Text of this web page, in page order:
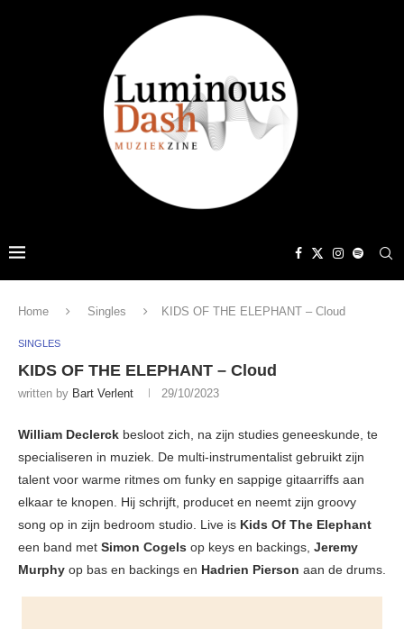
Home Singles KIDS OF THE ELEPHANT – Cloud
SINGLES
KIDS OF THE ELEPHANT – Cloud
written by Bart Verlent 29/10/2023
William Declerck besloot zich, na zijn studies geneeskunde, te
specialiseren in muziek. De multi-instrumentalist gebruikt zijn
talent voor warme ritmes om funky en sappige gitaarriffs aan
elkaar te knopen. Hij schrijft, producet en neemt zijn groovy
song op in zijn bedroom studio. Live is Kids Of The Elephant
een band met Simon Cogels op keys en backings, Jeremy
Murphy op bas en backings en Hadrien Pierson aan de drums.